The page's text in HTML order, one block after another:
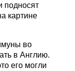
подносят
картине
во
в Англию.
его могли